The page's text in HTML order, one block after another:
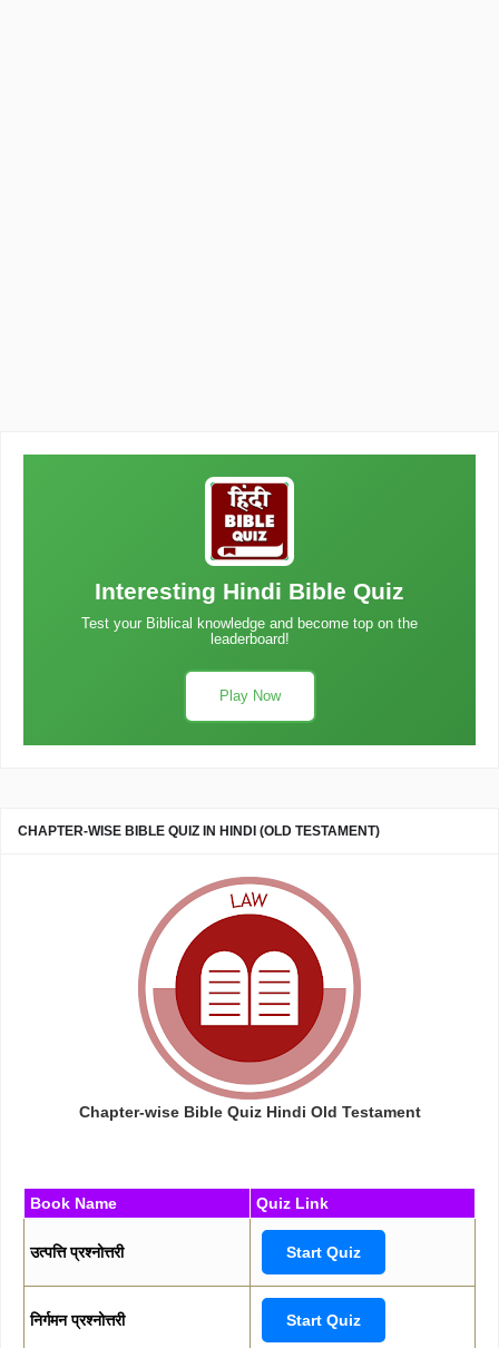
Interesting Hindi Bible Quiz
Test your Biblical knowledge and become top on the
leaderboard!
Play Now
CHAPTER-WISE BIBLE QUIZ IN HINDI (OLD TESTAMENT)
Chapter-wise Bible Quiz Hindi Old Testament
Book Name Quiz Link
उत्पत्ति प्रश्नोत्तरी Start Quiz
निर्गमन प्रश्नोत्तरी Start Quiz